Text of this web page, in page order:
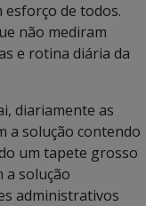
esforço de todos.
não mediram
e rotina diária da
diariamente as
a solução contendo
um tapete grosso
a solução
administrativos